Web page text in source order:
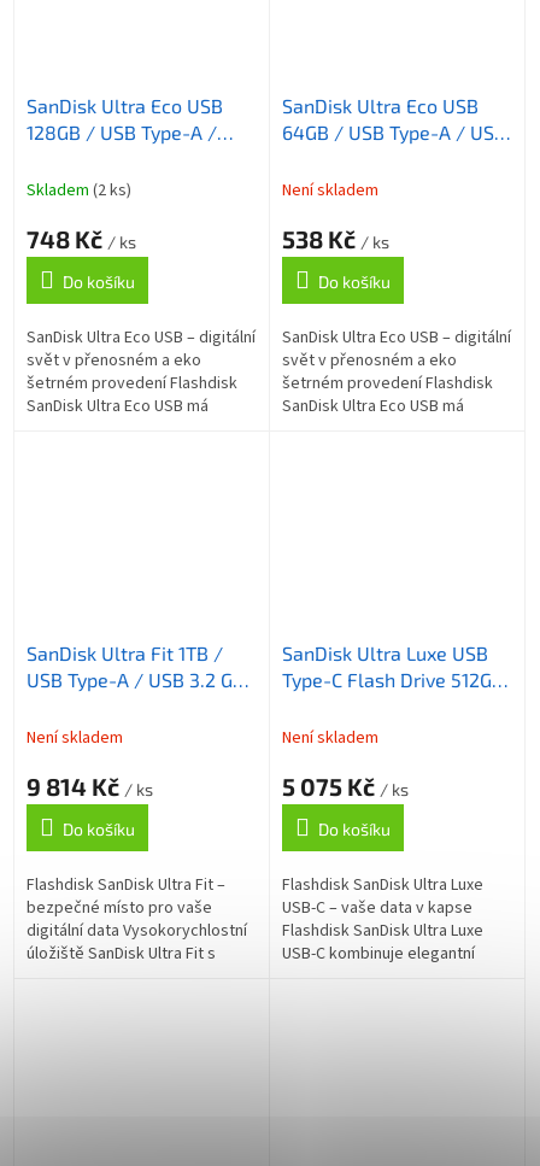
SanDisk Ultra Eco USB
128GB / USB Type-A /
Warranty
Skladem (2 ks)
748 Kč / ks
Do košíku
SanDisk Ultra Eco USB – digitální
svět v přenosném a eko
šetrném provedení Flashdisk
SanDisk Ultra Eco USB má
SanDisk Ultra Eco USB
64GB / USB Type-A / USB
Není skladem
538 Kč / ks
Do košíku
SanDisk Ultra Eco USB – digitální
svět v přenosném a eko
šetrném provedení Flashdisk
SanDisk Ultra Eco USB má
SanDisk Ultra Fit 1TB /
USB Type-A / USB 3.2 Gen
Není skladem
9 814 Kč / ks
Do košíku
Flashdisk SanDisk Ultra Fit –
bezpečné místo pro vaše
digitální data Vysokorychlostní
úložiště SanDisk Ultra Fit s
SanDisk Ultra Luxe USB
Type-C Flash Drive 512GB
Gen 1 / Premium Metal
Není skladem
5 075 Kč / ks
Do košíku
Flashdisk SanDisk Ultra Luxe
USB-C – vaše data v kapse
Flashdisk SanDisk Ultra Luxe
USB-C kombinuje elegantní